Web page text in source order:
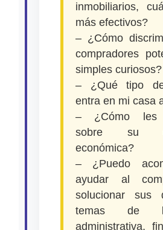
inmobiliarios,
más efectivos?
– ¿Cómo
compradores
simples curiosos?
– ¿Qué tipo
entra en mi casa
– ¿Cómo les
sobre su
económica?
– ¿Puedo
ayudar al
solucionar sus
temas de
administrativa,